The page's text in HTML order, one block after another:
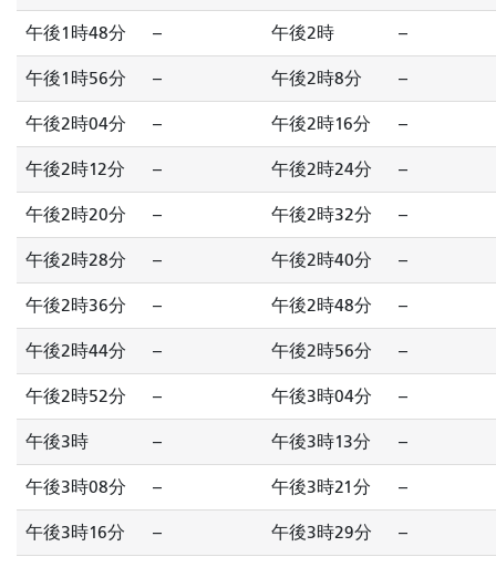
午後1時48分 -- 午後2時 --
午後1時56分 -- 午後2時8分 --
午後2時04分 -- 午後2時16分 --
午後2時12分 -- 午後2時24分 --
午後2時20分 -- 午後2時32分 --
午後2時28分 -- 午後2時40分 --
午後2時36分 -- 午後2時48分 --
午後2時44分 -- 午後2時56分 --
午後2時52分 -- 午後3時04分 --
午後3時 -- 午後3時13分 --
午後3時08分 -- 午後3時21分 --
午後3時16分 -- 午後3時29分 --